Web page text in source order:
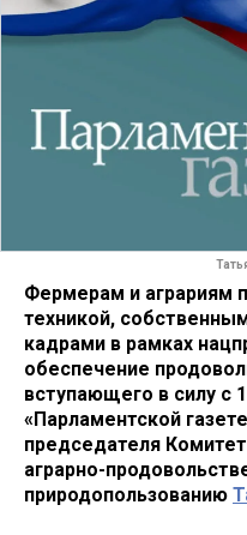
Фермерам и аграриям
техникой,
кадрами в рамках
обеспечение
вступающего в силу с
«Парламентской
председателя
аграрно-
природопользованию